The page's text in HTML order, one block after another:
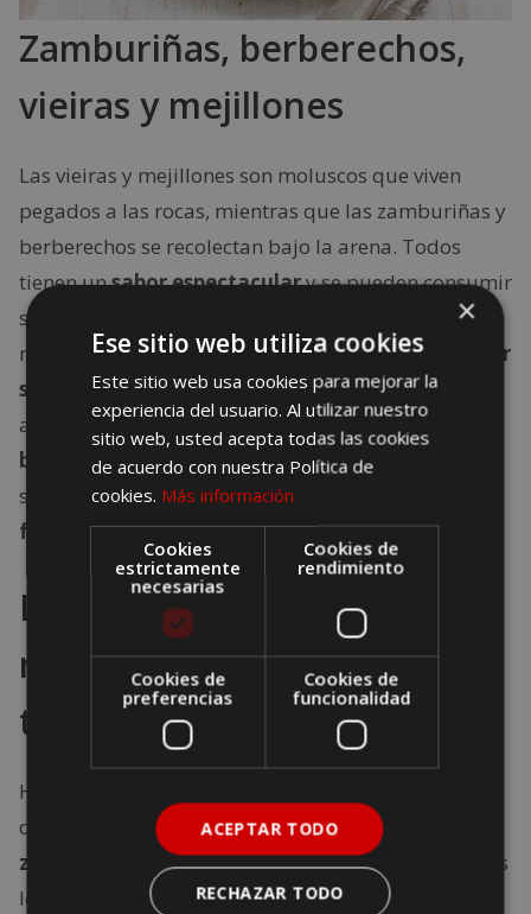
Zamburiñas, berberechos,
vieiras y mejillones
Las vieiras y mejillones son moluscos que viven
pegados a las rocas, mientras que las zamburiñas y
berberechos se recolectan bajo la arena. Todos
tienen unsabor espectaculary se pueden consumir
solos: la forma más habitual de comerse los
mejillones, por ejemplo, es al vapor.Las vieiras, por
su parte, se comen cocidas, tanto solas como
acompañadas de salsas. Y las zamburiñas y los
berberechos, aunque también se comen solos, se
suelen utilizar en Galicia como relleno para las
famosas empanadasgallegas.
La caldeirada
gallega: el
mejor pescado de Galicia en
todo su esplendor
Ha quedado ya más que claro que Galicia es tierra
de mar; pero, aparte del delicioso marisco,
zona tampoco falta el buen pescado
. Son muchos
los peces que las costas gallegas nos ofrecen:
×
Ese sitio web utiliza cookies
Este sitio web usa cookies para mejorar la
experiencia del usuario. Al utilizar nuestro
sitio web, usted acepta todas las cookies
de acuerdo con nuestra Política de
cookies. Más información
Cookies
estrictamente
necesarias
Cookies de
rendimiento
Cookies de
preferencias
Cookies de
funcionalidad
ACEPTAR TODO
RECHAZAR TODO